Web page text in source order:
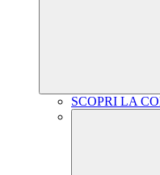
SCOPRI LA